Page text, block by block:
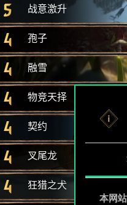
本网
5 战意激升
4 孢子
4 融雪
4 物竞天择
4 契约
4 叉尾龙
4 狂猎之犬